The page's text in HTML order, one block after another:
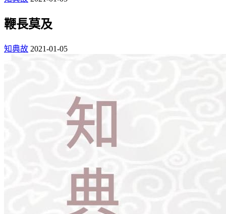
鞭長莫及
知典故 2021-01-05